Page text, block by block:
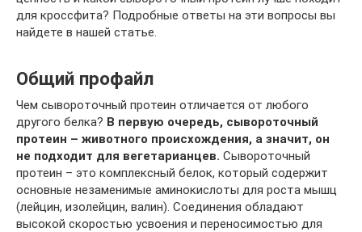
для кроссфита? Подробные ответы на эти вопросы вы
найдете в нашей статье.
Общий профайл
Чем сывороточный протеин отличается от любого
другого белка? В первую очередь, сывороточный
протеин – животного происхождения, а значит, он
не подходит для вегетарианцев. Сывороточный
протеин – это комплексный белок, который содержит
основные незаменимые аминокислоты для роста мышц
(лейцин, изолейцин, валин). Соединения обладают
высокой скоростью усвоения и переносимостью для